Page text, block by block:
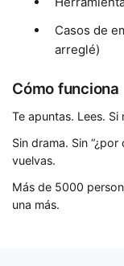
Casos de
arreglé)
Cómo funciona
Te apuntas. Lees.
Sin drama. Sin
vuelvas.
Más de 5000
una más.